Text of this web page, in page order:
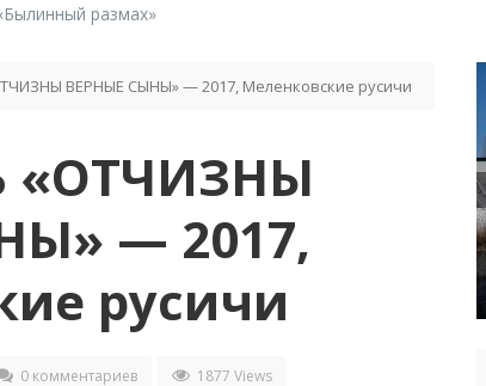
размах»
ВЕРНЫЕ СЫНЫ» — 2017, Меленковские русичи
«ОТЧИЗНЫ
— 2017,
русичи
0 комментариев 1877 Views